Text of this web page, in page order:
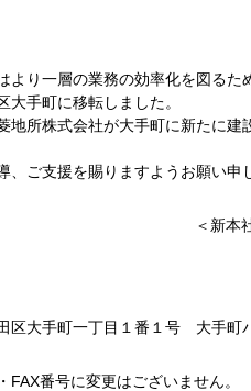
より一層の業務の効率化を図る
大手町に移転しました。
地所株式会社が大手町に新たに建
、ご支援を賜りますようお願い申
＜新本
区大手町一丁目１番１号 大手町
FAX番号に変更はございません。